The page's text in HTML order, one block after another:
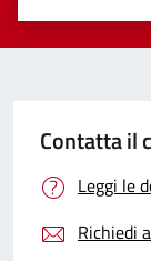
Valuta
Valuta 2
Valuta 1 stelle
Contatta il
Leggi le
Richiedi